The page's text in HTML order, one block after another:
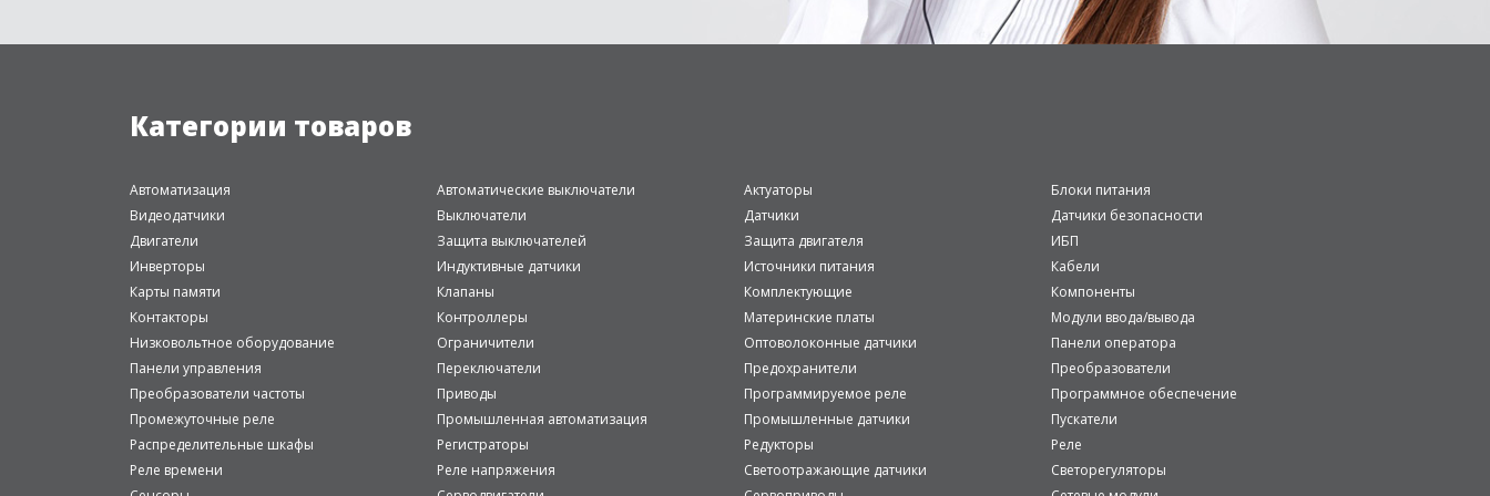
Категории товаров
Автоматизация Автоматические выключатели Актуаторы
Блоки питания
Видеодатчики
Выключатели Датчики
Датчики безопасности
Двигатели
Защита выключателей Защита двигателя
ИБП
Инверторы
Индуктивные датчики Источники питания
Кабели
Карты памяти
Клапаны Комплектующие
Компоненты
Контакторы
Контроллеры Материнские платы
Модули ввода/вывода
Низковольтное оборудование
Ограничители Оптоволоконные датчики
Панели оператора
Панели управления
Переключатели Предохранители
Преобразователи
Преобразователи частоты
Приводы Программируемое реле
Программное обеспечение
Промежуточные реле
Промышленная автоматизация Промышленные датчики
Пускатели
Распределительные шкафы
Регистраторы Редукторы
Реле
Реле времени
Реле напряжения Светоотражающие датчики
Светорегуляторы